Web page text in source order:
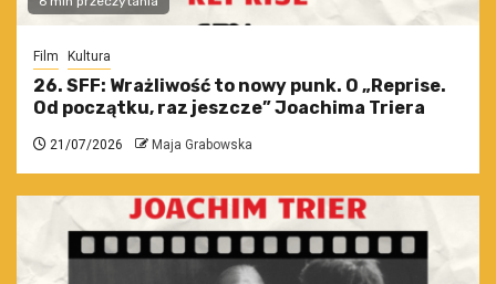
Film Kultura
26. SFF: Wrażliwość to nowy punk. O „Reprise.
Od początku, raz jeszcze” Joachima Triera
21/07/2026 Maja Grabowska